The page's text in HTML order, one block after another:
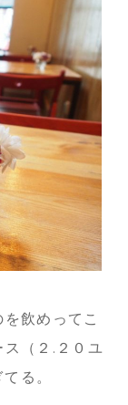
飲めってこ
（２.２０ユ
る。